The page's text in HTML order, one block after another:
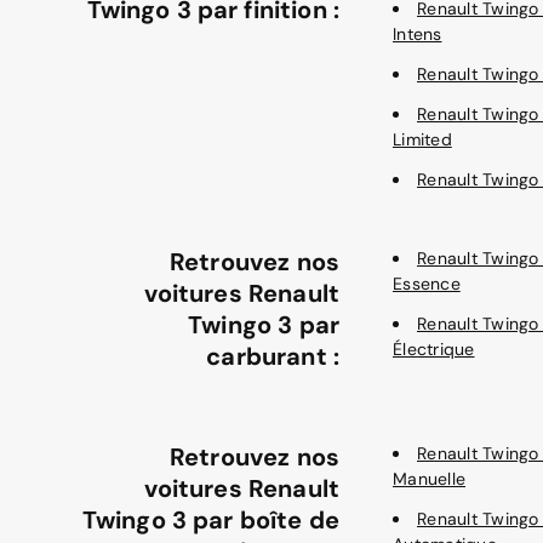
Twingo 3 par finition :
Renault Twingo
Intens
Renault
Renault Twingo
Limited
Renault
Retrouvez nos
voitures Renault
Twingo 3 par
carburant :
Renault Twingo
Essence
Renault Twingo
Électrique
Retrouvez nos
voitures Renault
Twingo 3 par boîte de
Renault Twingo
Manuelle
Renault Twingo